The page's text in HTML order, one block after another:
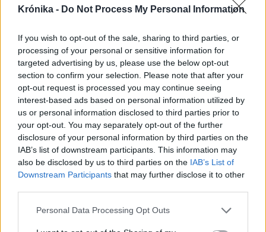
Krónika - Do Not Process My Personal Information
If you wish to opt-out of the sale, sharing to third parties, or
processing of your personal or sensitive information for
targeted advertising by us, please use the below opt-out
section to confirm your selection. Please note that after your
opt-out request is processed you may continue seeing
interest-based ads based on personal information utilized by
us or personal information disclosed to third parties prior to
your opt-out. You may separately opt-out of the further
disclosure of your personal information by third parties on the
IAB’s list of downstream participants. This information may
also be disclosed by us to third parties on the IAB’s List of
Downstream Participants that may further disclose it to other
Personal Data Processing Opt Outs
szóljon hozzá!
Ezek is érdekelhetik
Krónika
Büntetőfeljelentést tett
Majka ügyvédje a romániai
telefonszámról érkezett
fenyegetés miatt